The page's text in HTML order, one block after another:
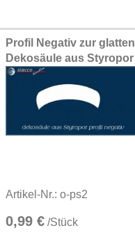
Profil Negativ zur glatten
Dekosäule aus Styropor
Artikel-Nr.: o-ps2
0,99 € /Stück